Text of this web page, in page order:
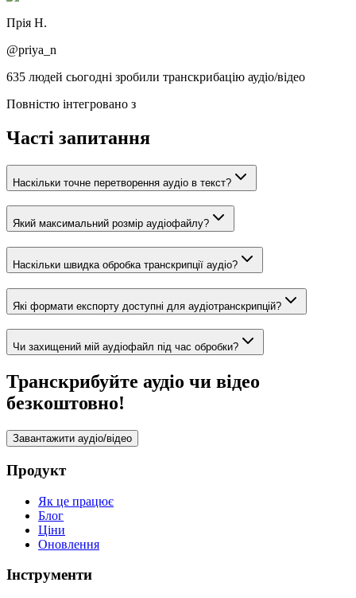
Прія Н.
@priya_n
635 людей сьогодні зробили транскрибацію аудіо/відео
Повністю інтегровано з
Часті запитання
Наскільки точне перетворення аудіо в текст?
Який максимальний розмір аудіофайлу?
Наскільки швидка обробка транскрипції аудіо?
Які формати експорту доступні для аудіотранскрипцій?
Чи захищений мій аудіофайл під час обробки?
Транскрибуйте аудіо чи відео
безкоштовно!
Завантажити аудіо/відео
Продукт
Як це працює
Блог
Ціни
Оновлення
Інструменти